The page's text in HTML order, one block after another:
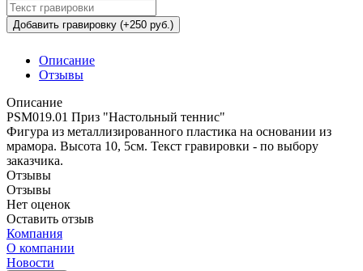
Добавить гравировку (+250 руб.)
Описание
Отзывы
Описание
PSM019.01 Приз "Настольный теннис"
Фигура из металлизированного пластика на основании из
мрамора. Высота 10, 5см. Текст гравировки - по выбору
заказчика.
Отзывы
Отзывы
Нет оценок
Оставить отзыв
Компания
О компании
Новости